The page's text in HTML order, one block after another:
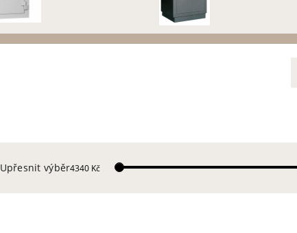
Upřesnit výběr4340 Kč